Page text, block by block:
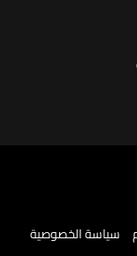
سياسة الخصوصية